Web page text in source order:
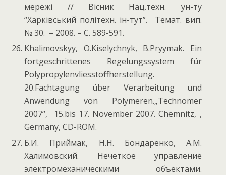
мережі // Вісник Нац.техн. ун-ту
“Харківський політехн. ін-тут”. Темат. вип.
№ 30. – 2008. – С. 589-591.
Khalimovskyy, O.Kiselychnyk, B.Pryymak. Ein
fortgeschrittenes Regelungssystem für
Polypropylenvliesstoffherstellung.
20.Fachtagung über Verarbeitung und
Anwendung von Polymeren.„Technomer
2007“, 15.bis 17. November 2007. Chemnitz, ,
Germany, CD-ROM.
Б.И. Приймак, Н.Н. Бондаренко, А.М.
Халимовский. Нечеткое управление
электромеханическими объектами.